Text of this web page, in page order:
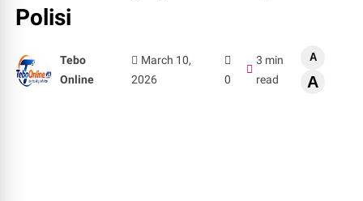
Polisi
Tebo
Online
March 10,
2026
0
3 min
read
A
A